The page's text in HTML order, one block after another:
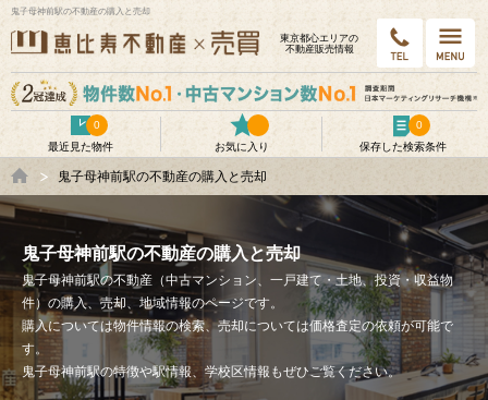
鬼子母神前駅の不動産の購入と売却
東京都⼼エリアの
不動産販売情報
最近見た物件
0
お気に入り
保存した検索条件
0
鬼子母神前駅の不動産の購入と売却
鬼子母神前駅の不動産の購入と売却
鬼子母神前駅の不動産（中古マンション、一戸建て・土地、投資・収益物
件）の購入、売却、地域情報のページです。
購入については物件情報の検索、売却については価格査定の依頼が可能で
す。
鬼子母神前駅の特徴や駅情報、学校区情報もぜひご覧ください。